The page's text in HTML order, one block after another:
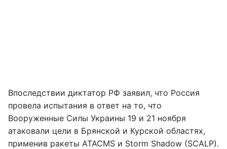
Впоследствии диктатор РФ заявил, что Россия
провела испытания в ответ на то, что
Вооруженные Силы Украины 19 и 21 ноября
атаковали цели в Брянской и Курской областях,
применив ракеты ATACMS и Storm Shadow (SCALP).